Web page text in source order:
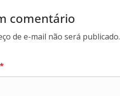
comentário
de e-mail não será publicado.
*